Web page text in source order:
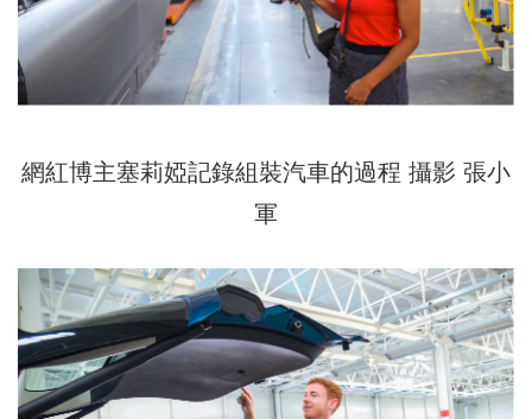
網紅博主塞莉婭記錄組裝汽車的過程 攝影 張小
軍